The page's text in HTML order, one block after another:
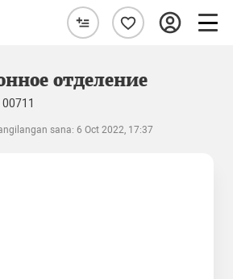
отделение
00711
sana: 6 Oct 2022, 17:37